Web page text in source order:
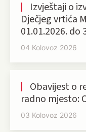
Izvještaji o
Dječjeg vrtića
01.01.2026. do
04 Kolovoz 2026
Obavijest o
radno mjesto:
03 Kolovoz 2026